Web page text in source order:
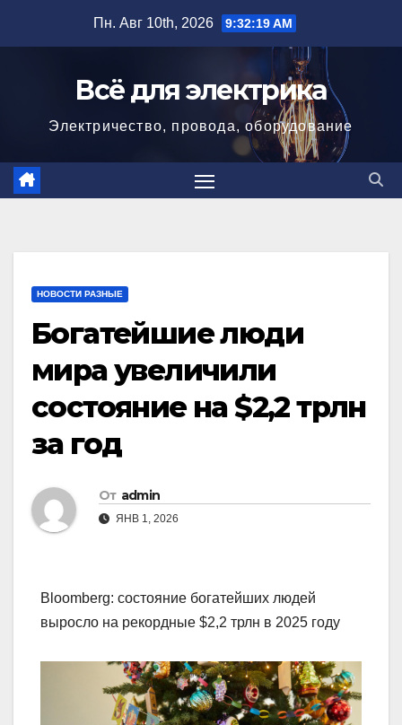
Пн. Авг 10th, 2026 9:32:20 AM
Всё для электрика
Электричество, провода, оборудование
НОВОСТИ РАЗНЫЕ
Богатейшие люди
мира увеличили
состояние на $2,2 трлн
за год
От admin
ЯНВ 1, 2026
Bloomberg: состояние богатейших людей
выросло на рекордные $2,2 трлн в 2025 году